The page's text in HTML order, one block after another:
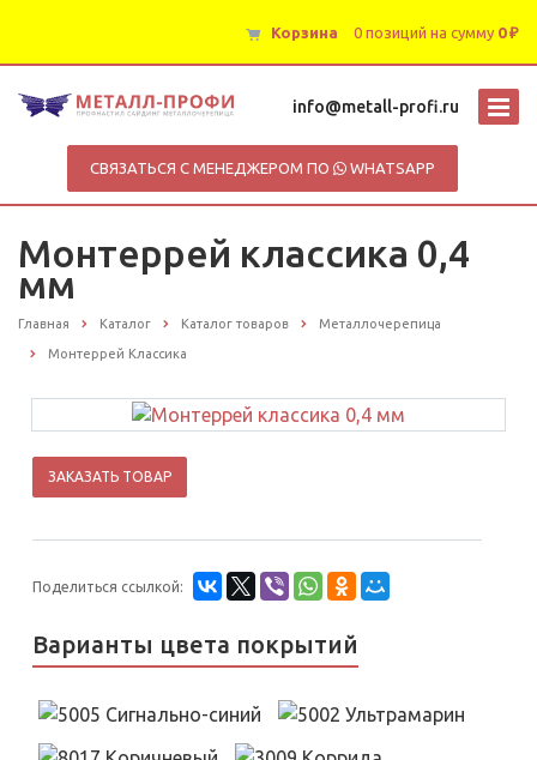
Корзина 0 позиций на сумму 0 ₽
info@metall-profi.ru
СВЯЗАТЬСЯ С МЕНЕДЖЕРОМ ПО WHATSAPP
Монтеррей классика 0,4
мм
Главная Каталог Каталог товаров Металлочерепица
Монтеррей Классика
ЗАКАЗАТЬ ТОВАР
Поделиться ссылкой:
Варианты цвета покрытий